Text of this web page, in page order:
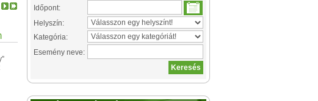
Időpont:
Helyszín:
Kategória:
Esemény neve: